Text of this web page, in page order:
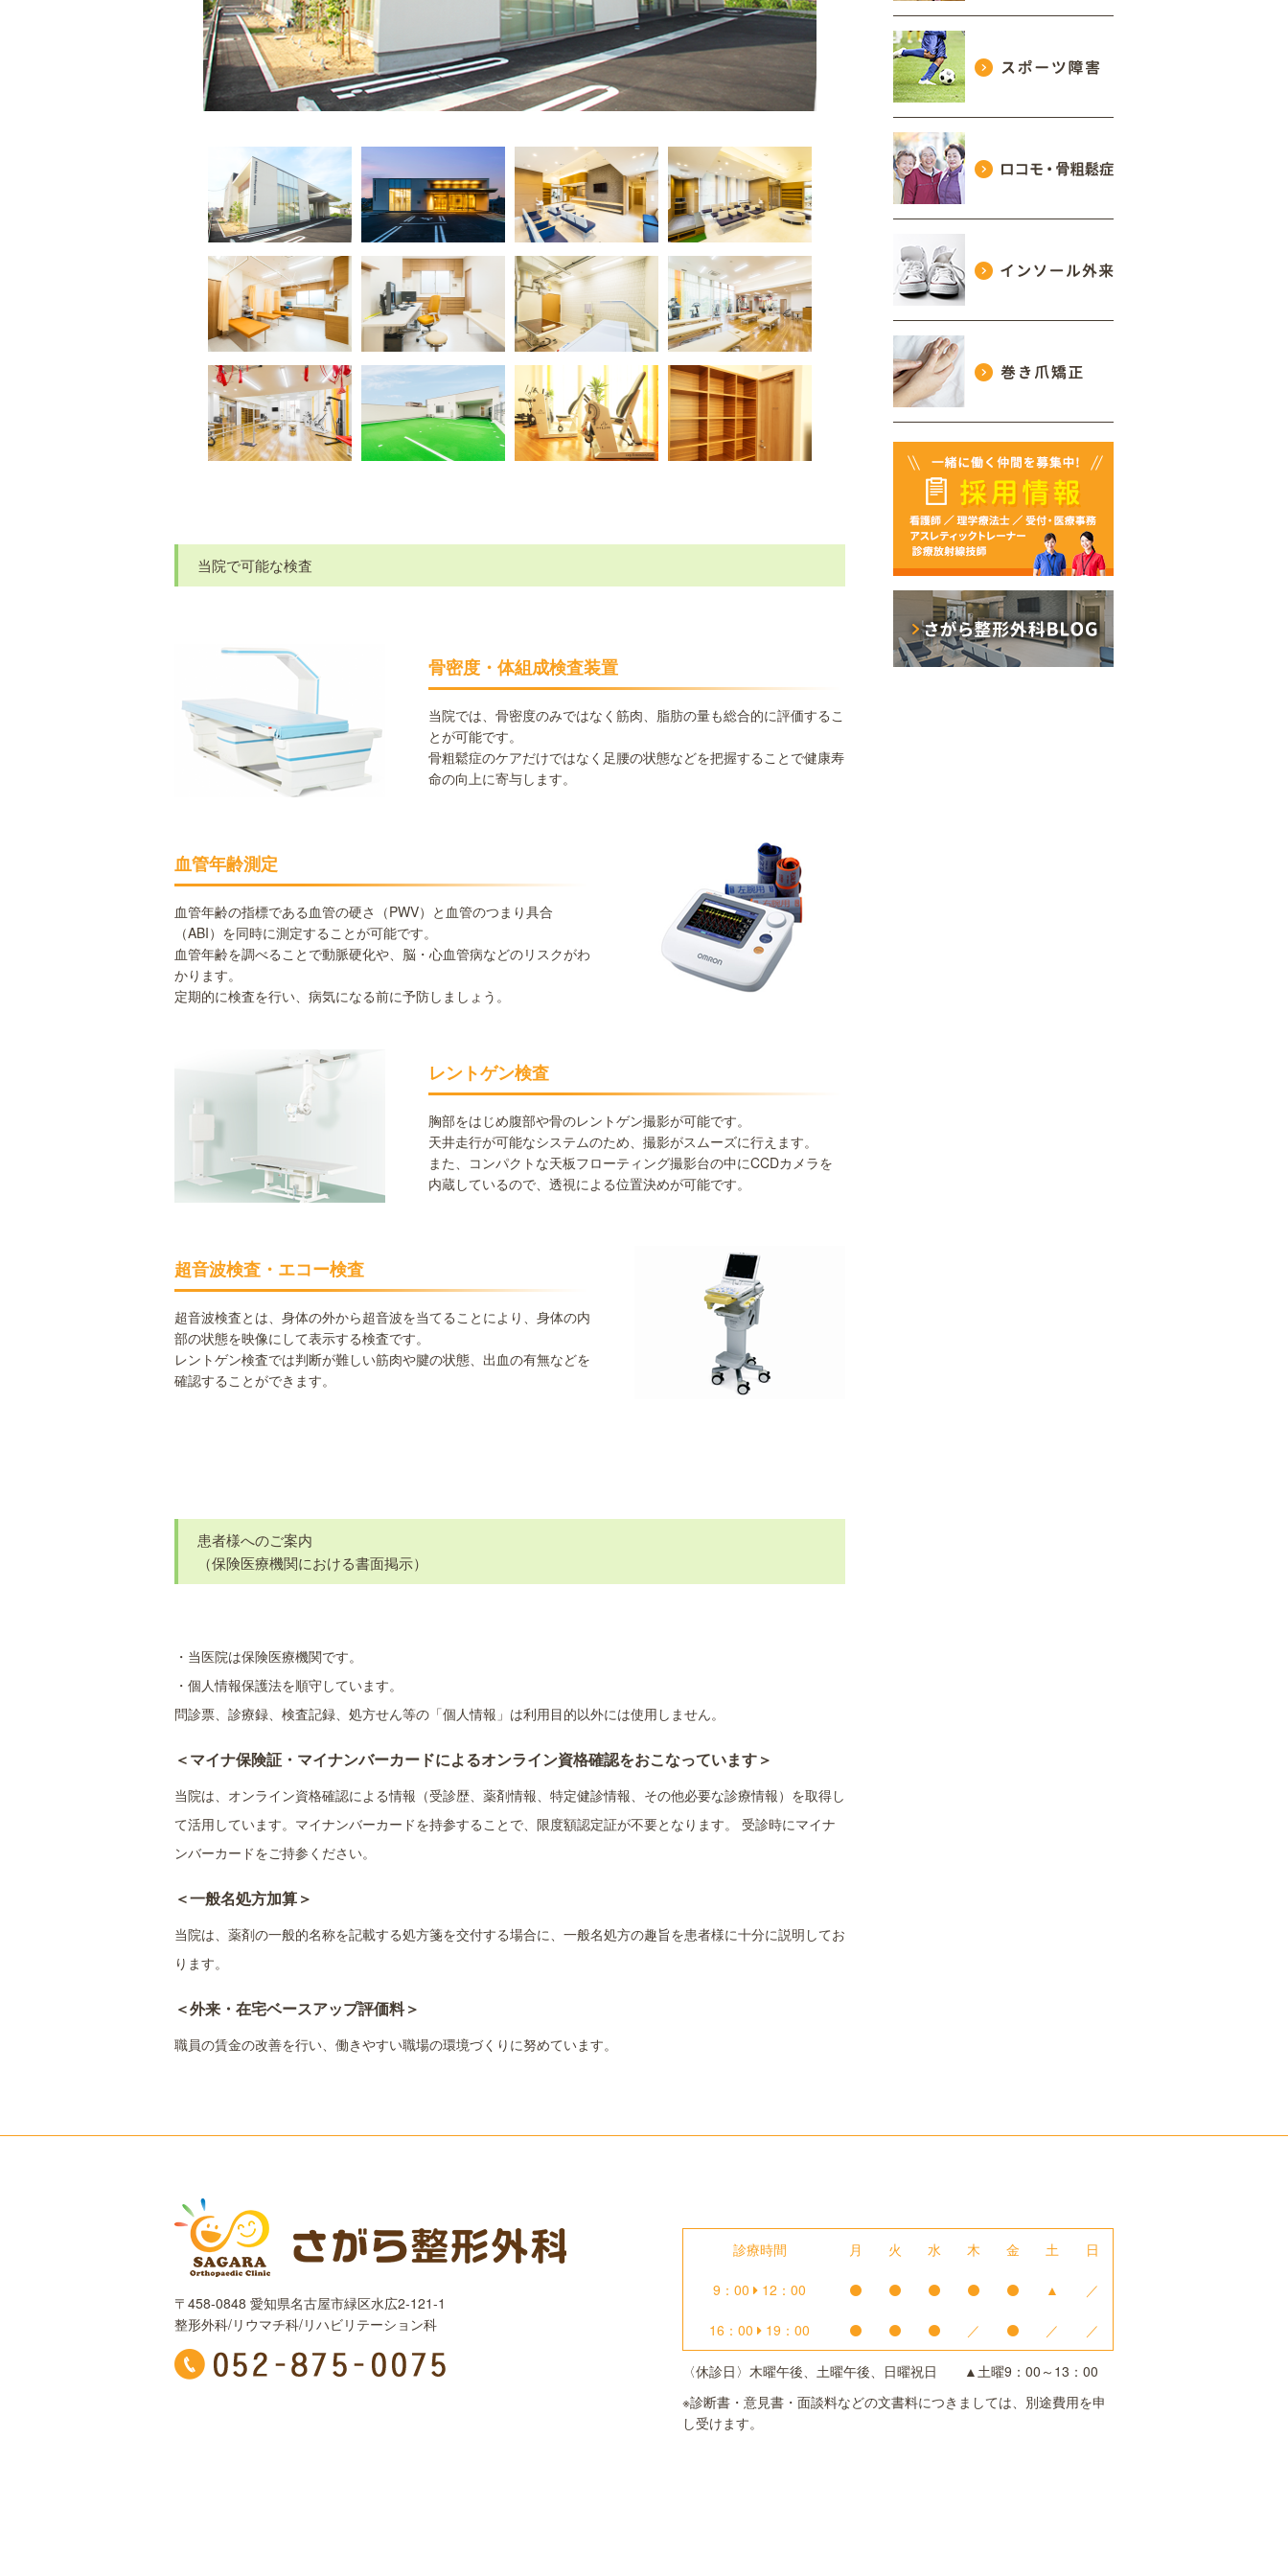
当院で可能な検査
骨密度・体組成検査装置
当院では、骨密度のみではなく筋肉、脂肪の量も総合的に評価するこ
とが可能です。
骨粗鬆症のケアだけではなく足腰の状態などを把握することで健康寿
命の向上に寄与します。
血管年齢測定
血管年齢の指標である血管の硬さ（PWV）と血管のつまり具合
（ABI）を同時に測定することが可能です。
血管年齢を調べることで動脈硬化や、脳・心血管病などのリスクがわ
かります。
定期的に検査を行い、病気になる前に予防しましょう。
レントゲン検査
胸部をはじめ腹部や骨のレントゲン撮影が可能です。
天井走行が可能なシステムのため、撮影がスムーズに行えます。
また、コンパクトな天板フローティング撮影台の中にCCDカメラを
内蔵しているので、透視による位置決めが可能です。
超音波検査・エコー検査
超音波検査とは、身体の外から超音波を当てることにより、身体の内
部の状態を映像にして表示する検査です。
レントゲン検査では判断が難しい筋肉や腱の状態、出血の有無などを
確認することができます。
患者様へのご案内
（保険医療機関における書面掲示）
・当医院は保険医療機関です。
・個人情報保護法を順守しています。
問診票、診療録、検査記録、処方せん等の「個人情報」は利用目的以外には使用しません。
＜マイナ保険証・マイナンバーカードによるオンライン資格確認をおこなっています＞
当院は、オンライン資格確認による情報（受診歴、薬剤情報、特定健診情報、その他必要な診療情報）を取得し
て活用しています。マイナンバーカードを持参することで、限度額認定証が不要となります。 受診時にマイナ
ンバーカードをご持参ください。
＜一般名処方加算＞
当院は、薬剤の一般的名称を記載する処方箋を交付する場合に、一般名処方の趣旨を患者様に十分に説明してお
ります。
＜外来・在宅ベースアップ評価料＞
職員の賃金の改善を行い、働きやすい職場の環境づくりに努めています。
〒458-0848 愛知県名古屋市緑区水広2-121-1
整形外科/リウマチ科/リハビリテーション科
診療時間 月 火 水 木 金 土 日
9：00 12：00 ▲ ／
16：00 19：00 ／ ／ ／
〈休診日〉木曜午後、土曜午後、日曜祝日 ▲土曜9：00～13：00
※診断書・意見書・面談料などの文書料につきましては、別途費用を申
し受けます。